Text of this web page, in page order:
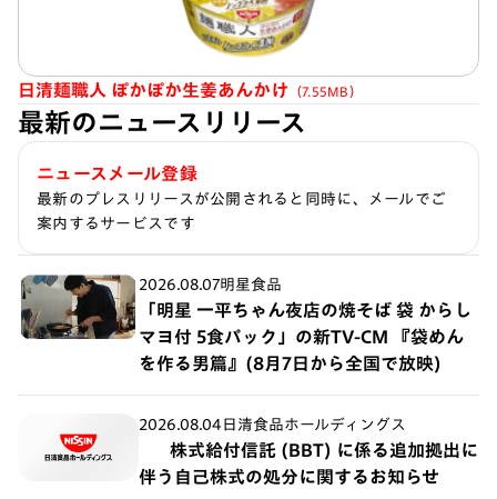
日清麺職人 ぽかぽか生姜あんかけ （7.55MB）
最新のニュースリリース
ニュースメール登録
最新のプレスリリースが公開されると同時に、メールでご
案内するサービスです
2026.08.07明星食品
「明星 一平ちゃん夜店の焼そば 袋 からし
マヨ付 5食パック」の新TV-CM 『袋めん
を作る男篇』(8月7日から全国で放映)
2026.08.04 日清食品ホールディングス
株式給付信託 (BBT) に係る追加拠出に
伴う自己株式の処分に関するお知らせ